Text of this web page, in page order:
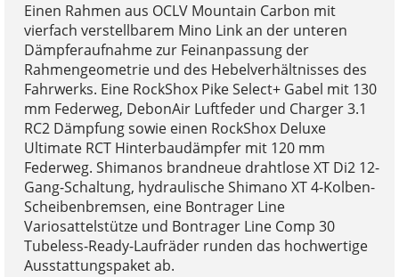
Einen Rahmen aus OCLV Mountain Carbon mit
vierfach verstellbarem Mino Link an der unteren
Dämpferaufnahme zur Feinanpassung der
Rahmengeometrie und des Hebelverhältnisses des
Fahrwerks. Eine RockShox Pike Select+ Gabel mit 130
mm Federweg, DebonAir Luftfeder und Charger 3.1
RC2 Dämpfung sowie einen RockShox Deluxe
Ultimate RCT Hinterbaudämpfer mit 120 mm
Federweg. Shimanos brandneue drahtlose XT Di2 12-
Gang-Schaltung, hydraulische Shimano XT 4-Kolben-
Scheibenbremsen, eine Bontrager Line
Variosattelstütze und Bontrager Line Comp 30
Tubeless-Ready-Laufräder runden das hochwertige
Ausstattungspaket ab.